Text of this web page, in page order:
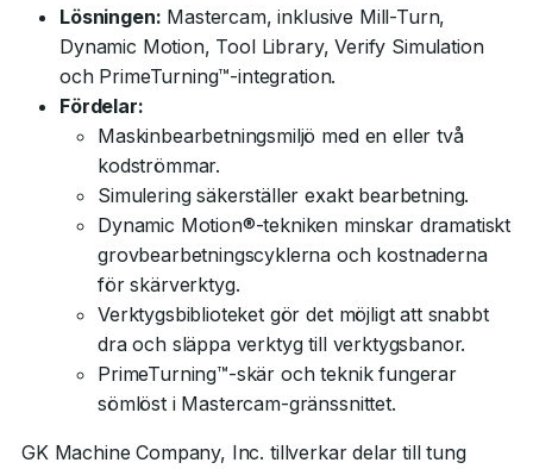
Lösningen: Mastercam, inklusive Mill-Turn,
Dynamic Motion, Tool Library, Verify Simulation
och PrimeTurning™-integration.
Fördelar:
Maskinbearbetningsmiljö med en eller två
kodströmmar.
Simulering säkerställer exakt bearbetning.
Dynamic Motion®-tekniken minskar dramatiskt
grovbearbetningscyklerna och kostnaderna
för skärverktyg.
Verktygsbiblioteket gör det möjligt att snabbt
dra och släppa verktyg till verktygsbanor.
PrimeTurning™-skär och teknik fungerar
sömlöst i Mastercam-gränssnittet.
GK Machine Company, Inc. tillverkar delar till tung